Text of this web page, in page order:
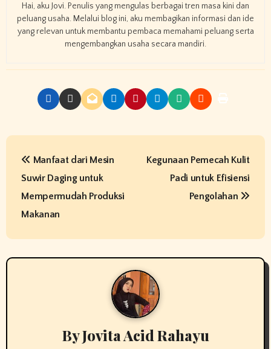
Hai, aku Jovi. Penulis yang mengulas berbagai tren masa kini dan
peluang usaha. Melalui blog ini, aku membagikan informasi dan ide
yang relevan untuk membantu pembaca memahami peluang serta
mengembangkan usaha secara mandiri.
P
n
a
Manfaat dari Mesin
Suwir Daging untuk
Mempermudah Produksi
Makanan
Kegunaan Pemecah Kulit
Padi untuk Efisiensi
Pengolahan
ByJovita Acid Rahayu